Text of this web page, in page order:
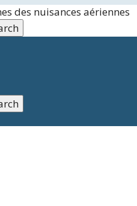
des nuisances aériennes